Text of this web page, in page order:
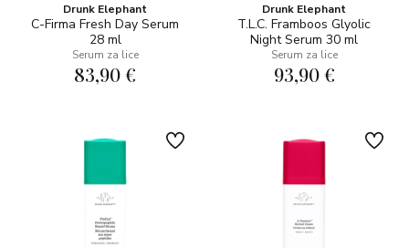
Drunk Elephant
C-Firma Fresh Day Serum
28 ml
Serum za lice
83,90 €
Drunk Elephant
T.L.C. Framboos Glyolic
Night Serum 30 ml
Serum za lice
93,90 €